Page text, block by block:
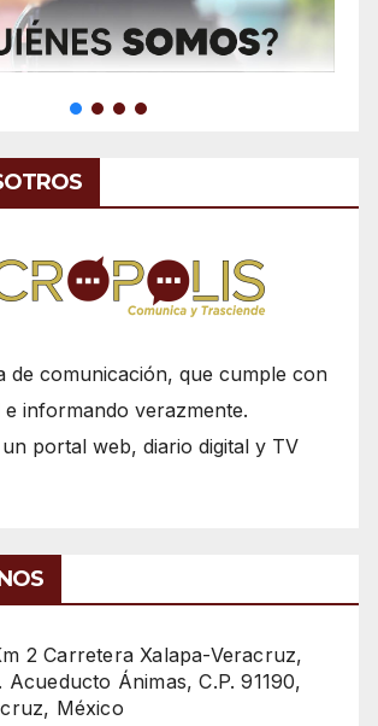
de comunicación, que cumple con
e informando verazmente.
portal web, diario digital y TV
2 Carretera Xalapa-Veracruz,
Acueducto Ánimas, C.P. 91190,
México